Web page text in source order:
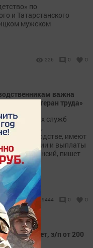
по
и Татарстанского
мужском
226 0 0
важна
«Ветеран труда»
социальных служб
на производстве, имеют
привилегии и выплаты
пенсий, пишет
9444 0 0
до 65 лет, з/п от 200